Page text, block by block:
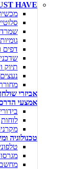
HAVE
גומיות
דפים
תיוק
אביזרי שולחן
אמצעי
לוחות
טכנולוגיה